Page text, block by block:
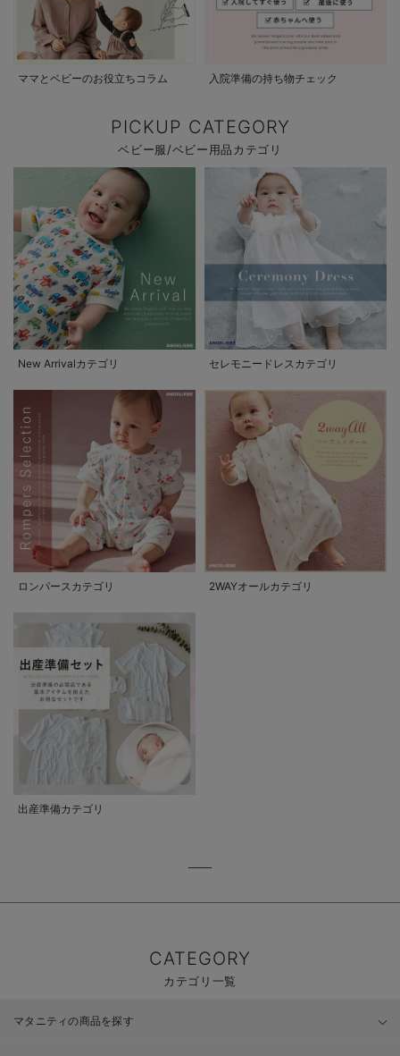
ママとベビーのお役立ちコラム 入院準備の持ち物チェック
PICKUP CATEGORY
ベビー服/ベビー用品カテゴリ
New Arrivalカテゴリ セレモニードレスカテゴリ
ロンパースカテゴリ 2WAYオールカテゴリ
出産準備カテゴリ
CATEGORY
カテゴリ一覧
マタニティの商品を探す